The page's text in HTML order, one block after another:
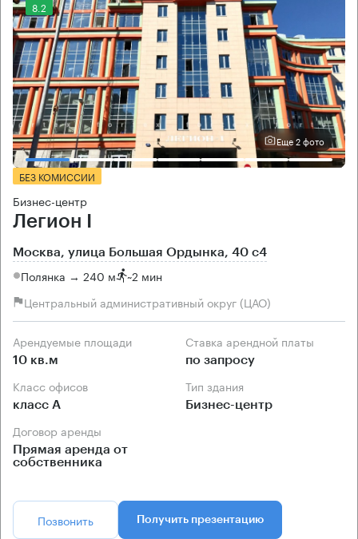
8.2
Еще 2 фото
БЕЗ КОМИССИИ
Бизнес-центр
Легион I
Москва, улица Большая Ордынка, 40 с4
Полянка → 240 м ~2 мин
Центральный административный округ (ЦАО)
Арендуемые площади
10 кв.м
Ставка арендной платы
по запросу
Класс офисов
класс А
Тип здания
Бизнес-центр
Договор аренды
Прямая аренда от
собственника
Позвонить Получить презентацию